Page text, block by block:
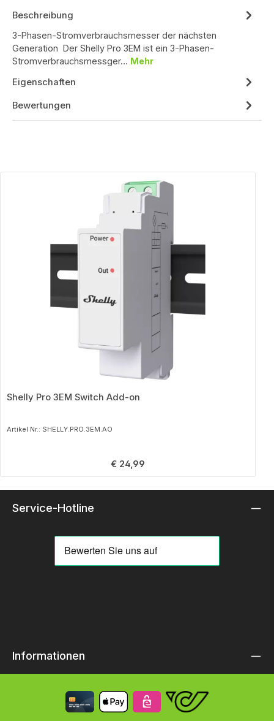
Beschreibung
3-Phasen-Stromverbrauchsmesser der nächsten
Generation Der Shelly Pro 3EM ist ein 3-Phasen-
Stromverbrauchsmessger… Mehr
Eigenschaften
Bewertungen
Shelly Pro 3EM Switch Add-on
Artikel Nr.: SHELLY.PRO.3EM.AO
Regulärer Preis:
€ 24,99
Service-Hotline
Informationen